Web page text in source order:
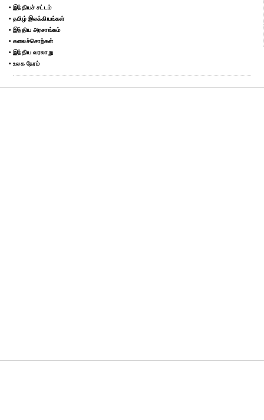
• இந்தியச் சட்டம்
• தமிழ் இலக்கியங்கள்
• இந்திய அரசாங்கம்
• கலைச்சொற்கள்
• இந்திய வரலாறு
• உலக நேரம்